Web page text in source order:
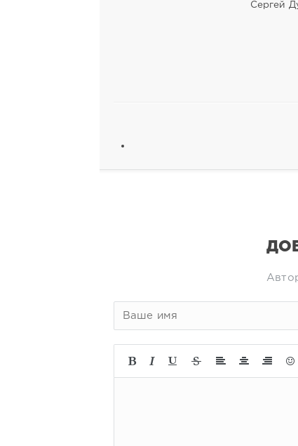
Сергей